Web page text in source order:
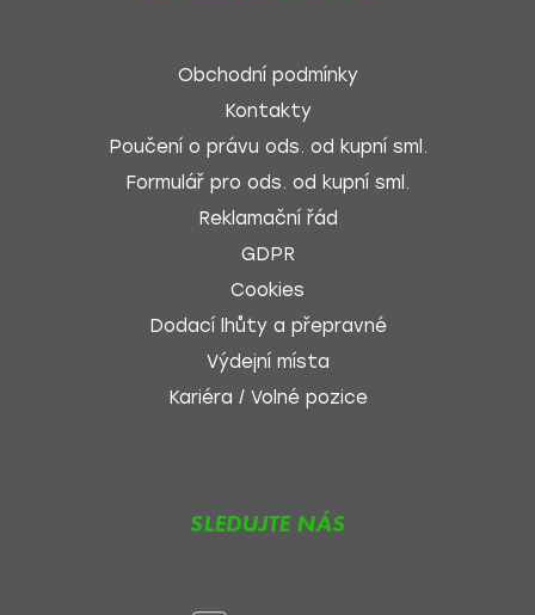
Obchodní podmínky
Kontakty
Poučení o právu ods. od kupní sml.
Formulář pro ods. od kupní sml.
Reklamační řád
GDPR
Cookies
Dodací lhůty a přepravné
Výdejní místa
Kariéra / Volné pozice
SLEDUJTE NÁS